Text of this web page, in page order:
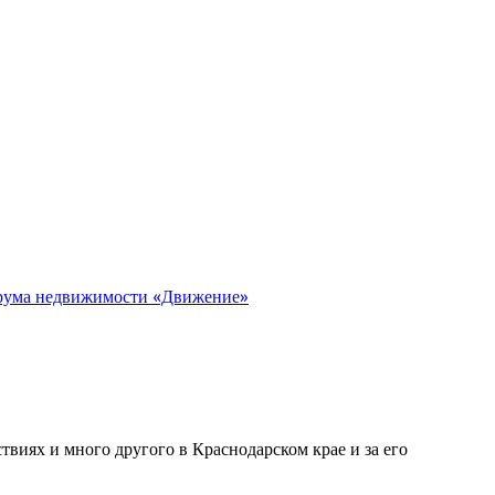
недвижимости «Движение»
и много другого в Краснодарском крае и за его